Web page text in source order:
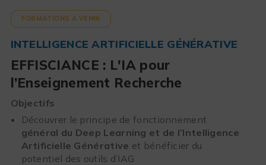
FORMATIONS À VENIR
INTELLIGENCE ARTIFICIELLE GÉNÉRATIVE
EFFISCIANCE : L'IA pour
l’Enseignement Recherche
Objectifs
Découvrer le principe de fonctionnement
général du Deep Learning et de l’Intelligence
Artificielle Générative et bénéficier du
potentiel des outils d’IAG